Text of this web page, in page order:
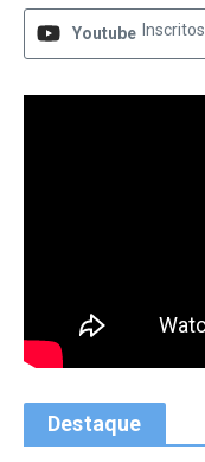
Youtube Inscritos
Destaque